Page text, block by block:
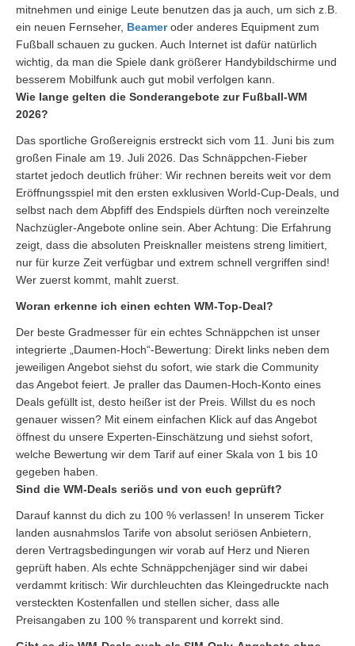
mitnehmen und einige Leute benutzen das ja auch, um sich z.B.
ein neuen Fernseher, Beameroder anderes Equipment zum
Fußball schauen zu gucken. Auch Internet ist dafür natürlich
wichtig, da man die Spiele dank größerer Handybildschirme und
besserem Mobilfunk auch gut mobil verfolgen kann.
Wie lange gelten die Sonderangebote zur Fußball-WM
2026?
Das sportliche Großereignis erstreckt sich vom 11. Juni bis zum
großen Finale am 19. Juli 2026. Das Schnäppchen-Fieber
startet jedoch deutlich früher: Wir rechnen bereits weit vor dem
Eröffnungsspiel mit den ersten exklusiven World-Cup-Deals, und
selbst nach dem Abpfiff des Endspiels dürften noch vereinzelte
Nachzügler-Angebote online sein. Aber Achtung: Die Erfahrung
zeigt, dass die absoluten Preisknaller meistens streng limitiert,
nur für kurze Zeit verfügbar und extrem schnell vergriffen sind!
Wer zuerst kommt, mahlt zuerst.
Woran erkenne ich einen echten WM-Top-Deal?
Der beste Gradmesser für ein echtes Schnäppchen ist unser
integrierte „Daumen-Hoch“-Bewertung: Direkt links neben dem
jeweiligen Angebot siehst du sofort, wie stark die Community
das Angebot feiert. Je praller das Daumen-Hoch-Konto eines
Deals gefüllt ist, desto heißer ist der Preis. Willst du es noch
genauer wissen? Mit einem einfachen Klick auf das Angebot
öffnest du unsere Experten-Einschätzung und siehst sofort,
welche Bewertung wir dem Tarif auf einer Skala von 1 bis 10
gegeben haben.
Sind die WM-Deals seriös und von euch geprüft?
Darauf kannst du dich zu 100 % verlassen! In unserem Ticker
landen ausnahmslos Tarife von absolut seriösen Anbietern,
deren Vertragsbedingungen wir vorab auf Herz und Nieren
geprüft haben. Als echte Schnäppchenjäger sind wir dabei
verdammt kritisch: Wir durchleuchten das Kleingedruckte nach
versteckten Kostenfallen und stellen sicher, dass alle
Preisangaben zu 100 % transparent und korrekt sind.